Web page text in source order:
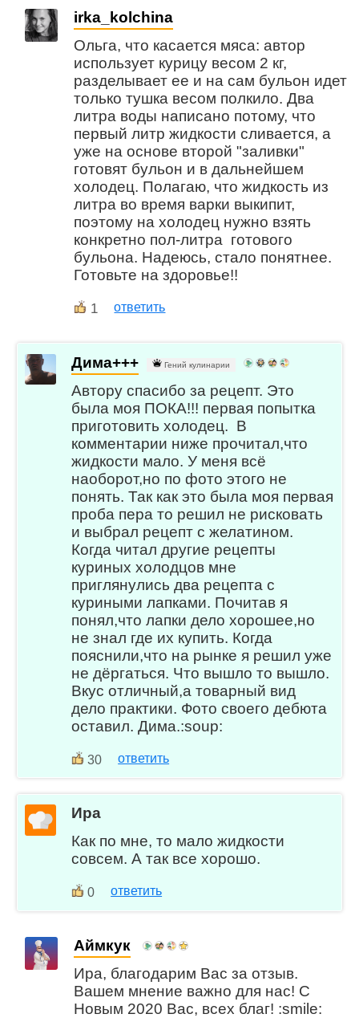
irka_kolchina
Ольга, что касается мяса: автор
использует курицу весом 2 кг,
разделывает ее и на сам бульон идет
только тушка весом полкило. Два
литра воды написано потому, что
первый литр жидкости сливается, а
уже на основе второй "заливки"
готовят бульон и в дальнейшем
холодец. Полагаю, что жидкость из
литра во время варки выкипит,
поэтому на холодец нужно взять
конкретно пол-литра готового
бульона. Надеюсь, стало понятнее.
Готовьте на здоровье!!
1 ответить
Дима+++ Гений кулинарии
Автору спасибо за рецепт. Это
была моя ПОКА!!! первая попытка
приготовить холодец. В
комментарии ниже прочитал,что
жидкости мало. У меня всё
наоборот,но по фото этого не
понять. Так как это была моя первая
проба пера то решил не рисковать
и выбрал рецепт с желатином.
Когда читал другие рецепты
куриных холодцов мне
приглянулись два рецепта с
куриными лапками. Почитав я
понял,что лапки дело хорошее,но
не знал где их купить. Когда
пояснили,что на рынке я решил уже
не дёргаться. Что вышло то вышло.
Вкус отличный,а товарный вид
дело практики. Фото своего дебюта
оставил. Дима.:soup:
30 ответить
Ира
Как по мне, то мало жидкости
совсем. А так все хорошо.
0 ответить
Аймкук
Ира, благодарим Вас за отзыв.
Вашем мнение важно для нас! С
Новым 2020 Вас, всех благ! :smile: